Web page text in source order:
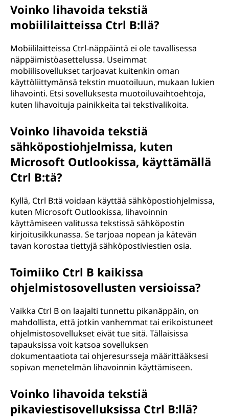
Voinko lihavoida tekstiä
mobiililaitteissa Ctrl B:llä?
Mobiililaitteissa Ctrl-näppäintä ei ole tavallisessa
näppäimistöasettelussa. Useimmat
mobiilisovellukset tarjoavat kuitenkin oman
käyttöliittymänsä tekstin muotoiluun, mukaan lukien
lihavointi. Etsi sovelluksesta muotoiluvaihtoehtoja,
kuten lihavoituja painikkeita tai tekstivalikoita.
Voinko lihavoida tekstiä
sähköpostiohjelmissa, kuten
Microsoft Outlookissa, käyttämällä
Ctrl B:tä?
Kyllä, Ctrl B:tä voidaan käyttää sähköpostiohjelmissa,
kuten Microsoft Outlookissa, lihavoinnin
käyttämiseen valitussa tekstissä sähköpostin
kirjoitusikkunassa. Se tarjoaa nopean ja kätevän
tavan korostaa tiettyjä sähköpostiviestien osia.
Toimiiko Ctrl B kaikissa
ohjelmistosovellusten versioissa?
Vaikka Ctrl B on laajalti tunnettu pikanäppäin, on
mahdollista, että jotkin vanhemmat tai erikoistuneet
ohjelmistosovellukset eivät tue sitä. Tällaisissa
tapauksissa voit katsoa sovelluksen
dokumentaatiota tai ohjeresursseja määrittääksesi
sopivan menetelmän lihavoinnin käyttämiseen.
Voinko lihavoida tekstiä
pikaviestisovelluksissa Ctrl B:llä?